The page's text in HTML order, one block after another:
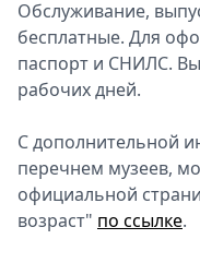
Обслуживание,
бесплатные. Для
паспорт и СНИЛС.
рабочих дней.
С дополнительной
перечнем музеев,
официальной
возраст" по ссылке.